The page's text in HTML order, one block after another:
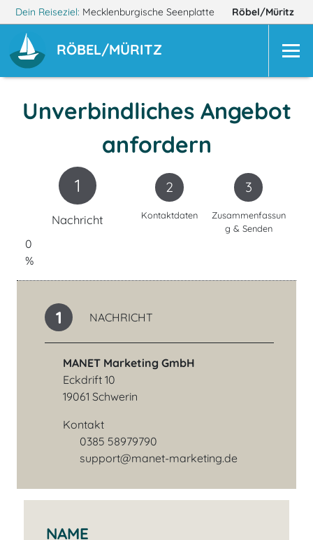
Dein Reiseziel: Mecklenburgische Seenplatte Röbel/Müritz
RÖBEL/MÜRITZ
Unverbindliches Angebot
anfordern
1
Nachricht
2
Kontaktdaten
3
Zusammenfassun
g & Senden
0
%
1 NACHRICHT
MANET Marketing GmbH
Eckdrift 10
19061 Schwerin
Kontakt
Telefonnummer
0385 58979790
E-Mail-Adresse
support@manet-marketing.de
NAME